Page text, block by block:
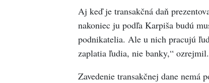
Aj keď je transakčná daň
nakoniec ju podľa Karpiša budú
podnikatelia. Ale u nich pracujú
zaplatia ľudia, nie banky,“ ozrejmil.
Zavedenie transakčnej dane nemá